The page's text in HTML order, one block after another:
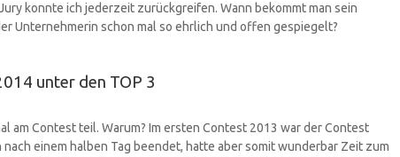
konnte ich jederzeit zurückgreifen. Wann bekommt man sein
Unternehmerin schon mal so ehrlich und offen gespiegelt?
unter den TOP 3
am Contest teil. Warum? Im ersten Contest 2013 war der Contest
einem halben Tag beendet, hatte aber somit wunderbar Zeit zum